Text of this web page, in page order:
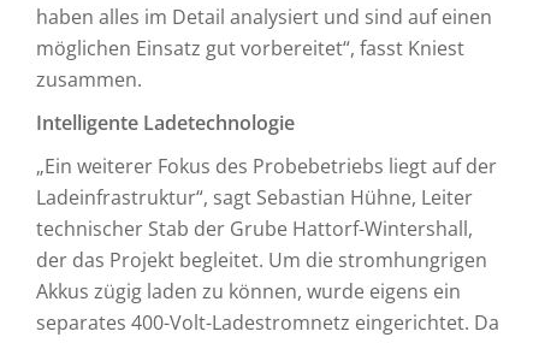
haben alles im Detail analysiert und sind auf einen
möglichen Einsatz gut vorbereitet“, fasst Kniest
zusammen.
Intelligente Ladetechnologie
„Ein weiterer Fokus des Probebetriebs liegt auf der
Ladeinfrastruktur“, sagt Sebastian Hühne, Leiter
technischer Stab der Grube Hattorf-Wintershall,
der das Projekt begleitet. Um die stromhungrigen
Akkus zügig laden zu können, wurde eigens ein
separates 400-Volt-Ladestromnetz eingerichtet. Da